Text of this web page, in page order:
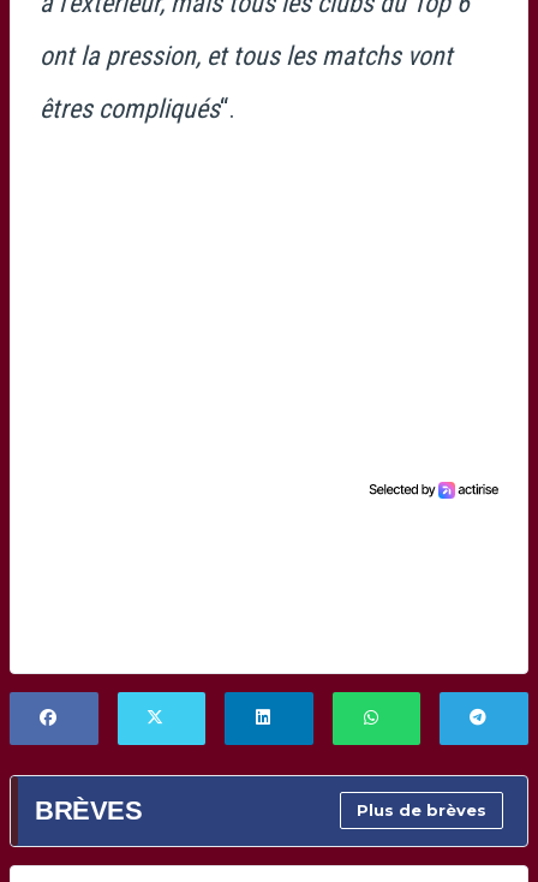
ont la pression, et tous les matchs vont
êtres compliqués“.
BRÈVES Plus de brèves